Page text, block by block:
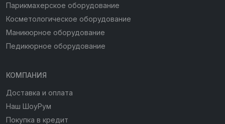
Парикмахерское оборудование
Косметологическое оборудование
Маникюрное оборудование
Педикюрное оборудование
КОМПАНИЯ
Доставка и оплата
Наш ШоуРум
Покупка в кредит